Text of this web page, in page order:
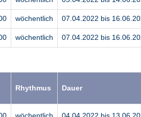
wöchentlich 07.04.2022 bis
wöchentlich 07.04.2022 bis
Rhythmus Dauer